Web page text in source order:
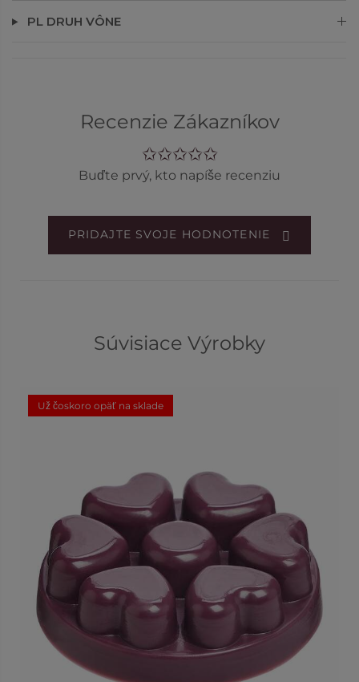
PL DRUH VÔNE
Recenzie Zákazníkov
Buďte prvý, kto napíše recenziu
PRIDAJTE SVOJE HODNOTENIE
Súvisiace Výrobky
Už čoskoro opäť na sklade